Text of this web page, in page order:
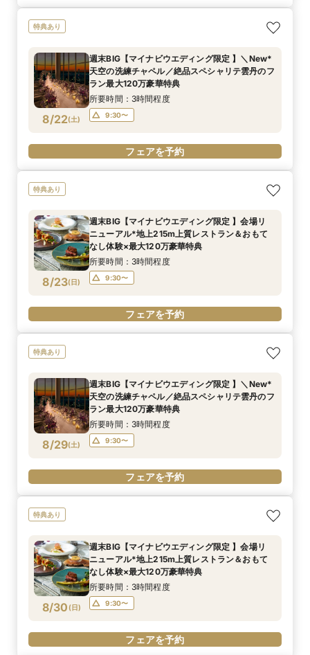
特典あり
8/22(土)
週末BIG【マイナビウエディング限定 】＼New*
天空の洗練チャペル／絶品スペシャリテ雲丹のフ
ラン最大120万豪華特典
所要時間：3時間程度
9:30〜
フェアを予約
特典あり
8/23(日)
週末BIG【マイナビウエディング限定 】会場リ
ニューアル*地上215m上質レストラン＆おもて
なし体験×最大120万豪華特典
所要時間：3時間程度
9:30〜
フェアを予約
特典あり
8/29(土)
週末BIG【マイナビウエディング限定 】＼New*
天空の洗練チャペル／絶品スペシャリテ雲丹のフ
ラン最大120万豪華特典
所要時間：3時間程度
9:30〜
フェアを予約
特典あり
8/30 (日)
週末BIG【マイナビウエディング限定 】会場リ
ニューアル*地上215m上質レストラン＆おもて
なし体験×最大120万豪華特典
所要時間：3時間程度
9:30〜
フェアを予約